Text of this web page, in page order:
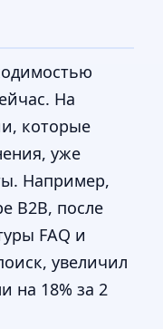
На
которые
уже
Например,
B2B, после
FAQ и
увеличил
на 18% за 2